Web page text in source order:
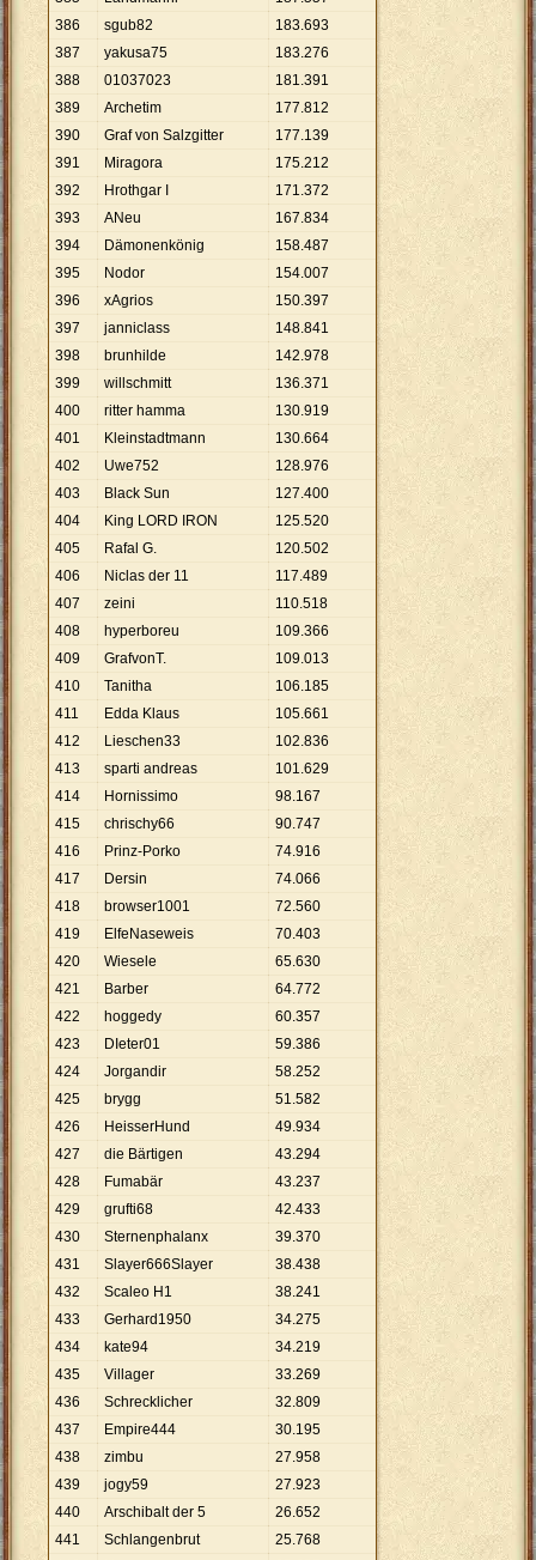
386
sgub82 183.693
387
yakusa75 183.276
388
01037023 181.391
389
Archetim 177.812
390
Graf von Salzgitter 177.139
391
Miragora 175.212
392
Hrothgar I 171.372
393
ANeu 167.834
394
Dämonenkönig 158.487
395
Nodor 154.007
396
xAgrios 150.397
397
janniclass 148.841
398
brunhilde 142.978
399
willschmitt 136.371
400
ritter hamma 130.919
401
Kleinstadtmann 130.664
402
Uwe752 128.976
403
Black Sun 127.400
404
King LORD IRON 125.520
405
Rafal G. 120.502
406
Niclas der 11 117.489
407
zeini 110.518
408
hyperboreu 109.366
409
GrafvonT. 109.013
410
Tanitha 106.185
411
Edda Klaus 105.661
412
Lieschen33 102.836
413
sparti andreas 101.629
414
Hornissimo 98.167
415
chrischy66 90.747
416
Prinz-Porko 74.916
417
Dersin 74.066
418
browser1001 72.560
419
ElfeNaseweis 70.403
420
Wiesele 65.630
421
Barber 64.772
422
hoggedy 60.357
423
DIeter01 59.386
424
Jorgandir 58.252
425
brygg 51.582
426
HeisserHund 49.934
427
die Bärtigen 43.294
428
Fumabär 43.237
429
grufti68 42.433
430
Sternenphalanx 39.370
431
Slayer666Slayer 38.438
432
Scaleo H1 38.241
433
Gerhard1950 34.275
434
kate94 34.219
435
Villager 33.269
436
Schrecklicher 32.809
437
Empire444 30.195
438
zimbu 27.958
439
jogy59 27.923
440
Arschibalt der 5 26.652
441
Schlangenbrut 25.768